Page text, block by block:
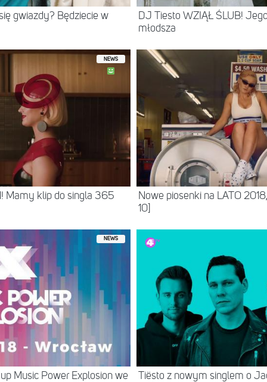
gwiazdy? Będziecie w
DJ Tiesto WZIĄŁ ŚLUB!
młodsza
NEWS
Mamy klip do singla 365
Nowe piosenki na LATO
10]
NEWS
Music Power Explosion we
Tiësto z nowym singlem o